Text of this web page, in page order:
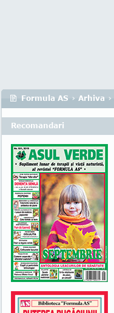
Formula AS › Arhiva ›
Recomandari